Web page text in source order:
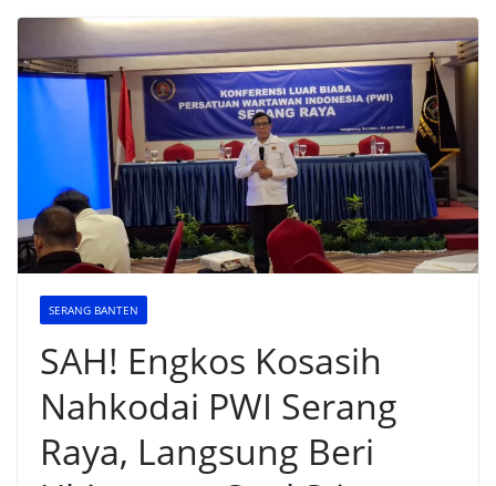
SERANG BANTEN
SAH! Engkos Kosasih
Nahkodai PWI Serang
Raya, Langsung Beri